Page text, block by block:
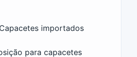
importados
para capacetes